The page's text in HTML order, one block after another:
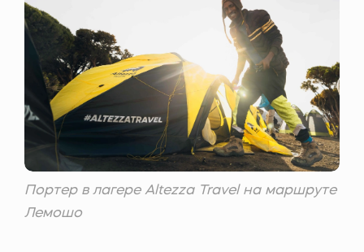
Портер в лагере Altezza Travel на маршруте
Лемошо